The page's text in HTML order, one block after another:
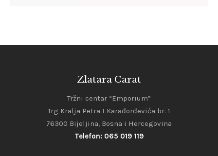
Zlatara Carat
Tržni centar “Emporium”
Trg Kralja Petra I Karađorđevića br. 1
76300 Bijeljina, Bosna i Hercegovina
Telefon: 065 019 119